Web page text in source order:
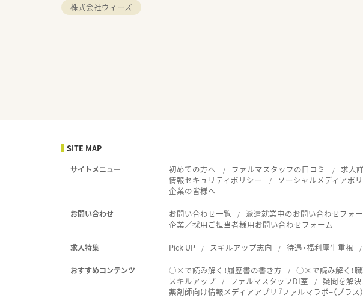
株式会社ウィーズ
SITE MAP
サイトメニュー 初めての方へ ファルマスタッフの口コミ 求人
情報セキュリティポリシー
ソーシャルメディアポ
企業の皆様へ
お問い合わせ お問い合わせ一覧 派遣就業中のお問い合わせフォ
企業／採用ご担当者様用お問い合わせフォーム
求人特集 Pick UP スキルアップ志向 待遇・福利厚生重視
おすすめコンテンツ ○×で読み解く！履歴書の書き方 ○×で読み解く！
スキルアップ
ファルマスタッフDI室 疑問を解決
薬剤師向け情報メディアアプリ『ファルマラボ+（プラス）